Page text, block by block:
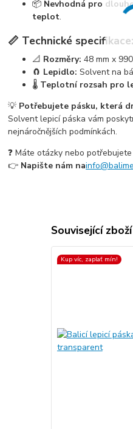
📦 Nevhodná pro
teplot.
📏 Technické specifikace:
📐 Rozměry: 48 mm x
🧲 Lepidlo: Solvent na
🌡️ Teplotní rozsah pro
💡 Potřebujete pásku, která
Solvent lepicí páska vám
nejnáročnějších podmínkách.
❓ Máte otázky nebo
👉 Napište nám na
Související zboží
Kup víc, zaplať mín!